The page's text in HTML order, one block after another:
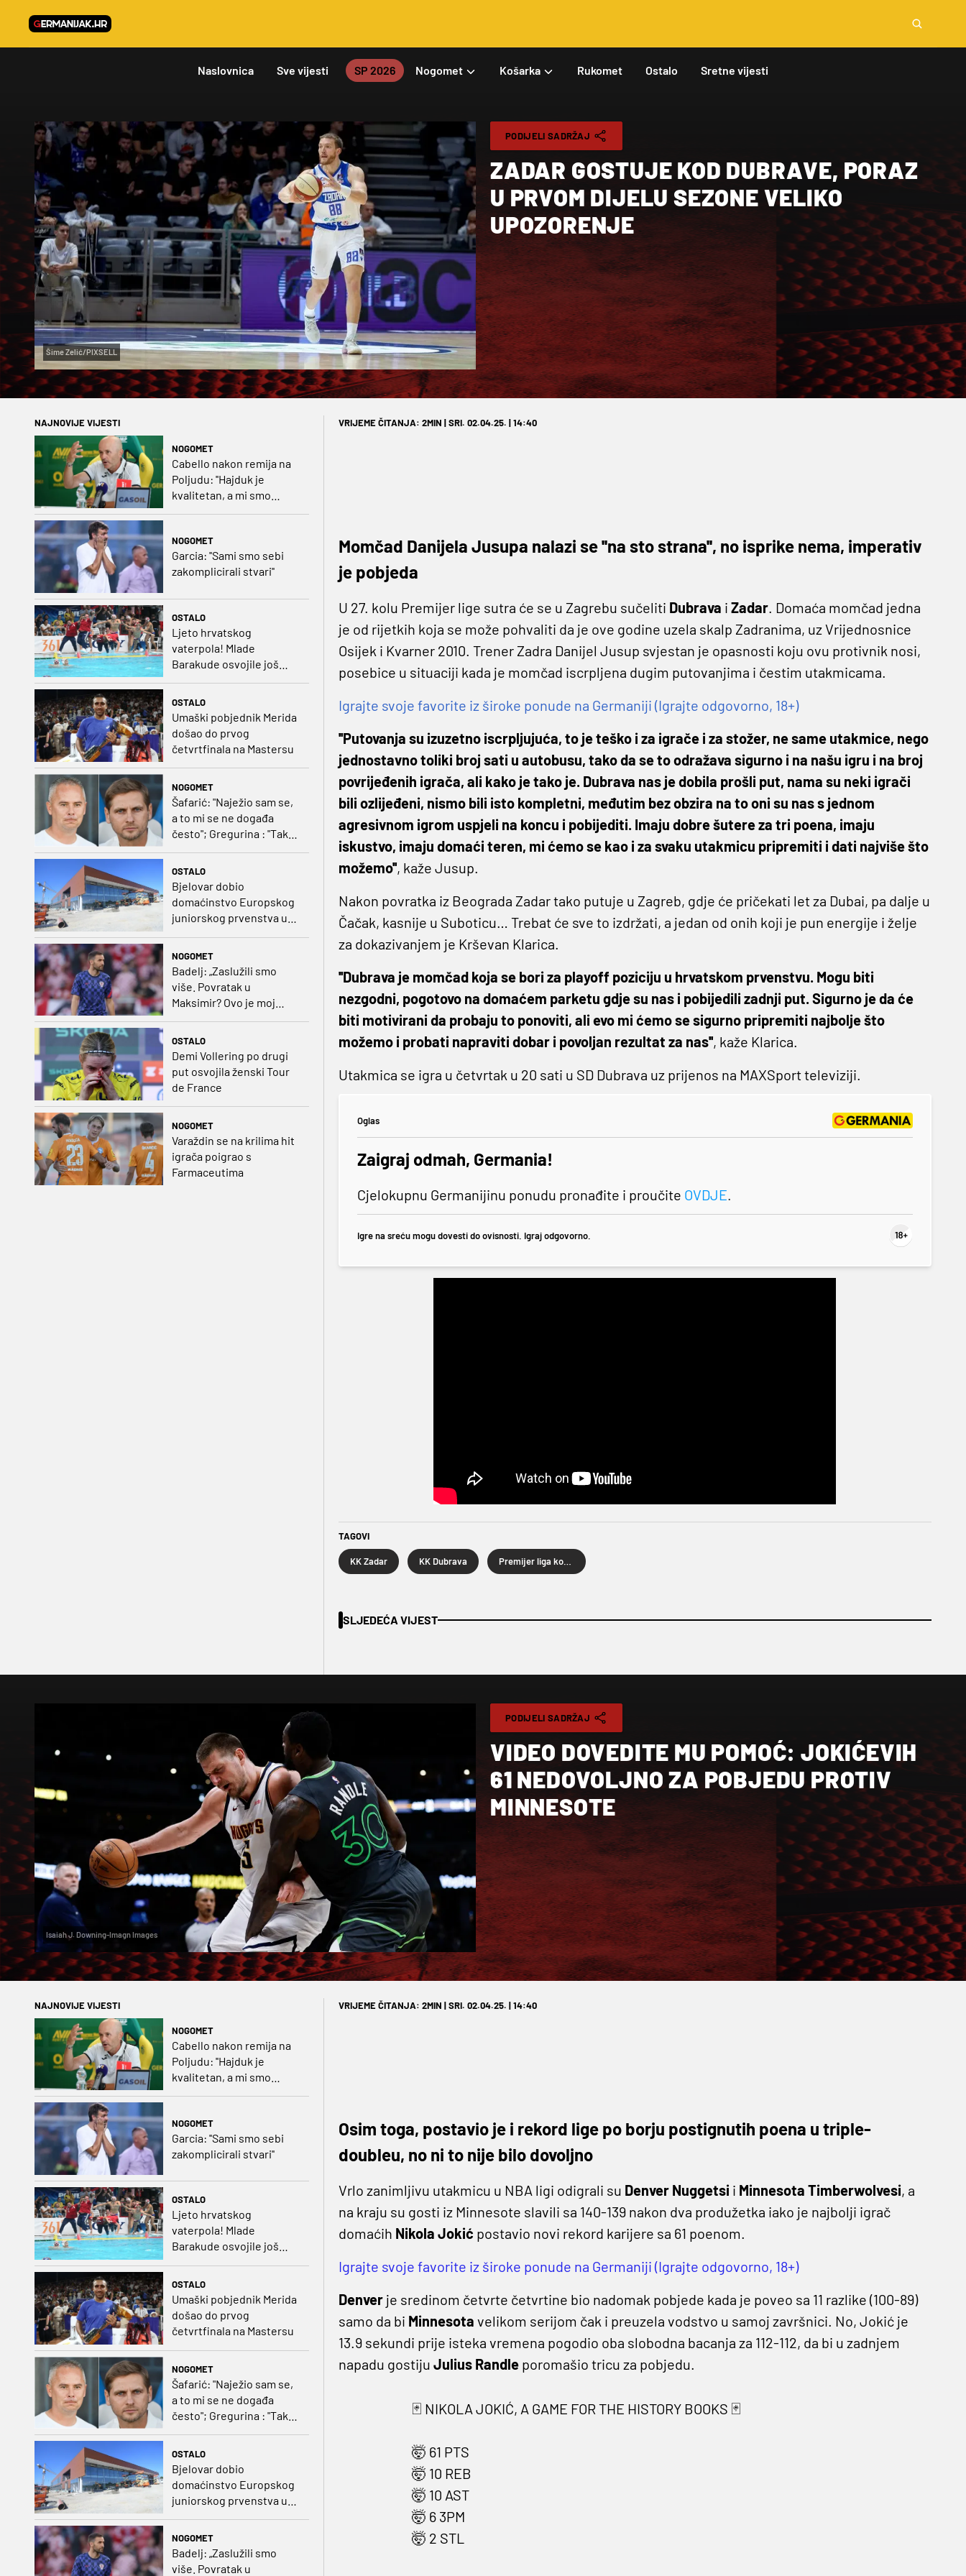
Naslovnica Sve vijesti SP 2026 Nogomet Košarka Rukomet Ostalo Sretne vijesti
Šime Zelić/PIXSELL
PODIJELI SADRŽAJ
ZADAR GOSTUJE KOD DUBRAVE, PORAZ
U PRVOM DIJELU SEZONE VELIKO
UPOZORENJE
NAJNOVIJE VIJESTI
NOGOMET
Cabello nakon remija na
Poljudu: ''Hajduk je
kvalitetan, a mi smo
NOGOMET
Garcia: ''Sami smo sebi
zakomplicirali stvari''
OSTALO
Ljeto hrvatskog
vaterpola! Mlade
Barakude osvojile još
jedan naslov svjetskih
OSTALO
Umaški pobjednik Merida
došao do prvog
četvrtfinala na Mastersu
NOGOMET
Šafarić: "Naježio sam se,
a to mi se ne događa
često"; Gregurina : "Tako
OSTALO
Bjelovar dobio
domaćinstvo Europskog
juniorskog prvenstva u
NOGOMET
Badelj: „Zaslužili smo
više. Povratak u
Maksimir? Ovo je moj
dom“
OSTALO
Demi Vollering po drugi
put osvojila ženski Tour
de France
NOGOMET
Varaždin se na krilima hit
igrača poigrao s
Farmaceutima
VRIJEME ČITANJA: 2MIN | SRI. 02.04.25. | 14:40
Momčad Danijela Jusupa nalazi se ''na sto strana'', no isprike nema, imperativ
je pobjeda
U 27. kolu Premijer lige sutra će se u Zagrebu sučeliti Dubrava i Zadar. Domaća momčad jedna
je od rijetkih koja se može pohvaliti da je ove godine uzela skalp Zadranima, uz Vrijednosnice
Osijek i Kvarner 2010. Trener Zadra Danijel Jusup svjestan je opasnosti koju ovu protivnik nosi,
posebice u situaciji kada je momčad iscrpljena dugim putovanjima i čestim utakmicama.
Igrajte svoje favorite iz široke ponude na Germaniji (Igrajte odgovorno, 18+)
''Putovanja su izuzetno iscrpljujuća, to je teško i za igrače i za stožer, ne same utakmice, nego
jednostavno toliki broj sati u autobusu, tako da se to odražava sigurno i na našu igru i na broj
povrijeđenih igrača, ali kako je tako je. Dubrava nas je dobila prošli put, nama su neki igrači
bili ozlijeđeni, nismo bili isto kompletni, međutim bez obzira na to oni su nas s jednom
agresivnom igrom uspjeli na koncu i pobijediti. Imaju dobre šutere za tri poena, imaju
iskustvo, imaju domaći teren, mi ćemo se kao i za svaku utakmicu pripremiti i dati najviše što
možemo'', kaže Jusup.
Nakon povratka iz Beograda Zadar tako putuje u Zagreb, gdje će pričekati let za Dubai, pa dalje u
Čačak, kasnije u Suboticu… Trebat će sve to izdržati, a jedan od onih koji je pun energije i želje
za dokazivanjem je Krševan Klarica.
''Dubrava je momčad koja se bori za playoff poziciju u hrvatskom prvenstvu. Mogu biti
nezgodni, pogotovo na domaćem parketu gdje su nas i pobijedili zadnji put. Sigurno je da će
biti motivirani da probaju to ponoviti, ali evo mi ćemo se sigurno pripremiti najbolje što
možemo i probati napraviti dobar i povoljan rezultat za nas'', kaže Klarica.
Utakmica se igra u četvrtak u 20 sati u SD Dubrava uz prijenos na MAXSport televiziji.
Oglas
Zaigraj odmah, Germania!
Cjelokupnu Germanijinu ponudu pronađite i proučite OVDJE.
Igre na sreću mogu dovesti do ovisnosti. Igraj odgovorno.
TAGOVI
KK Zadar KK Dubrava Premijer liga košarkaša
SLJEDEĆA VIJEST
Isaiah J. Downing-Imagn Images
PODIJELI SADRŽAJ
VIDEO DOVEDITE MU POMOĆ: JOKIĆEVIH
61 NEDOVOLJNO ZA POBJEDU PROTIV
MINNESOTE
NAJNOVIJE VIJESTI
NOGOMET
Cabello nakon remija na
Poljudu: ''Hajduk je
kvalitetan, a mi smo
uspjeli odgovoriti''
NOGOMET
Garcia: ''Sami smo sebi
zakomplicirali stvari''
OSTALO
Ljeto hrvatskog
vaterpola! Mlade
Barakude osvojile još
OSTALO
Umaški pobjednik Merida
došao do prvog
četvrtfinala na Mastersu
NOGOMET
Šafarić: "Naježio sam se,
a to mi se ne događa
često"; Gregurina : "Tako
izgleda momčad koja je
OSTALO
Bjelovar dobio
domaćinstvo Europskog
juniorskog prvenstva u
NOGOMET
Badelj: „Zaslužili smo
više. Povratak u
VRIJEME ČITANJA: 2MIN | SRI. 02.04.25. | 14:40
Osim toga, postavio je i rekord lige po borju postignutih poena u triple-
doubleu, no ni to nije bilo dovoljno
Vrlo zanimljivu utakmicu u NBA ligi odigrali su Denver Nuggetsi i Minnesota Timberwolvesi, a
na kraju su gosti iz Minnesote slavili sa 140-139 nakon dva produžetka iako je najbolji igrač
domaćih Nikola Jokić postavio novi rekord karijere sa 61 poenom.
Igrajte svoje favorite iz široke ponude na Germaniji (Igrajte odgovorno, 18+)
Denverje sredinom četvrte četvrtine bio nadomak pobjede kada je poveo sa 11 razlike (100-89)
samo da bi Minnesota velikom serijom čak i preuzela vodstvo u samoj završnici. No, Jokić je
13.9 sekundi prije isteka vremena pogodio oba slobodna bacanja za 112-112, da bi u zadnjem
napadu gostiju Julius Randleporomašio tricu za pobjedu.
🃏 NIKOLA JOKIĆ, A GAME FOR THE HISTORY BOOKS 🃏
🤯 61 PTS
🤯 10 REB
🤯 10 AST
🤯 6 3PM
🤯 2 STL